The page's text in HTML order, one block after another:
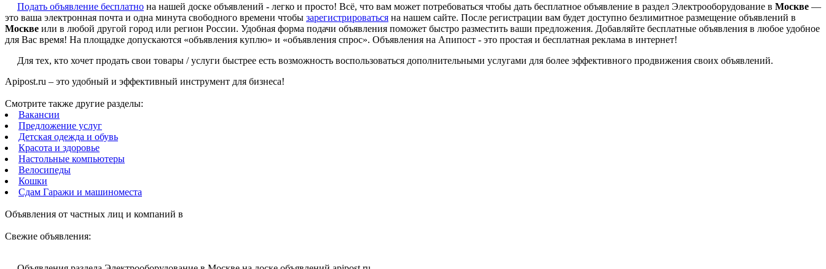
Подать объявление бесплатно на нашей доске объявлений - легко и просто! Всё, что вам может потребоваться чтобы дать бесплатное объявление в раздел Электрооборудование в Москве —
это ваша электронная почта и одна минута свободного времени чтобы зарегистрироваться на нашем сайте. После регистрации вам будет доступно безлимитное размещение объявлений в
Москве или в любой другой город или регион России. Удобная форма подачи объявления поможет быстро разместить ваши предложения. Добавляйте бесплатные объявления в любое удобное
для Вас время! На площадке допускаются «объявления куплю» и «объявления спрос». Объявления на Апипост - это простая и бесплатная реклама в интернет!
Для тех, кто хочет продать свои товары / услуги быстрее есть возможность воспользоваться дополнительными услугами для более эффективного продвижения своих объявлений.
Apipost.ru – это удобный и эффективный инструмент для бизнеса!
Смотрите также другие разделы:
Вакансии
Предложение услуг
Детская одежда и обувь
Красота и здоровье
Настольные компьютеры
Велосипеды
Кошки
Сдам Гаражи и машиноместа
Объявления от частных лиц и компаний в
Свежие объявления: